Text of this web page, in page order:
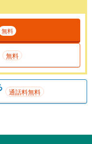
無料
無料
通話料無料